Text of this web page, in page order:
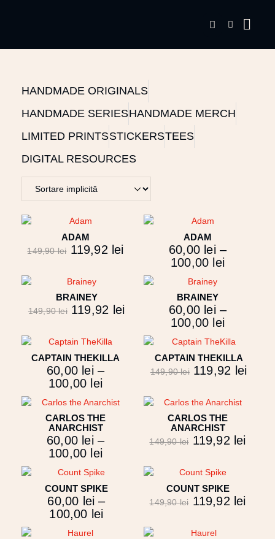
HANDMADE ORIGINALS
HANDMADE SERIESHANDMADE MERCH
LIMITED PRINTSSTICKERSTEES
DIGITAL RESOURCES
ADAM
149,90lei 119,92 lei
ADAM
60,00 lei –
100,00 lei
BRAINEY
149,90lei 119,92 lei
BRAINEY
60,00 lei –
100,00 lei
CAPTAIN THEKILLA
60,00 lei –
100,00 lei
CAPTAIN THEKILLA
149,90lei 119,92 lei
CARLOS THE
ANARCHIST
60,00 lei –
100,00 lei
CARLOS THE
ANARCHIST
149,90lei 119,92 lei
COUNT SPIKE
60,00 lei –
100,00 lei
COUNT SPIKE
149,90lei 119,92 lei